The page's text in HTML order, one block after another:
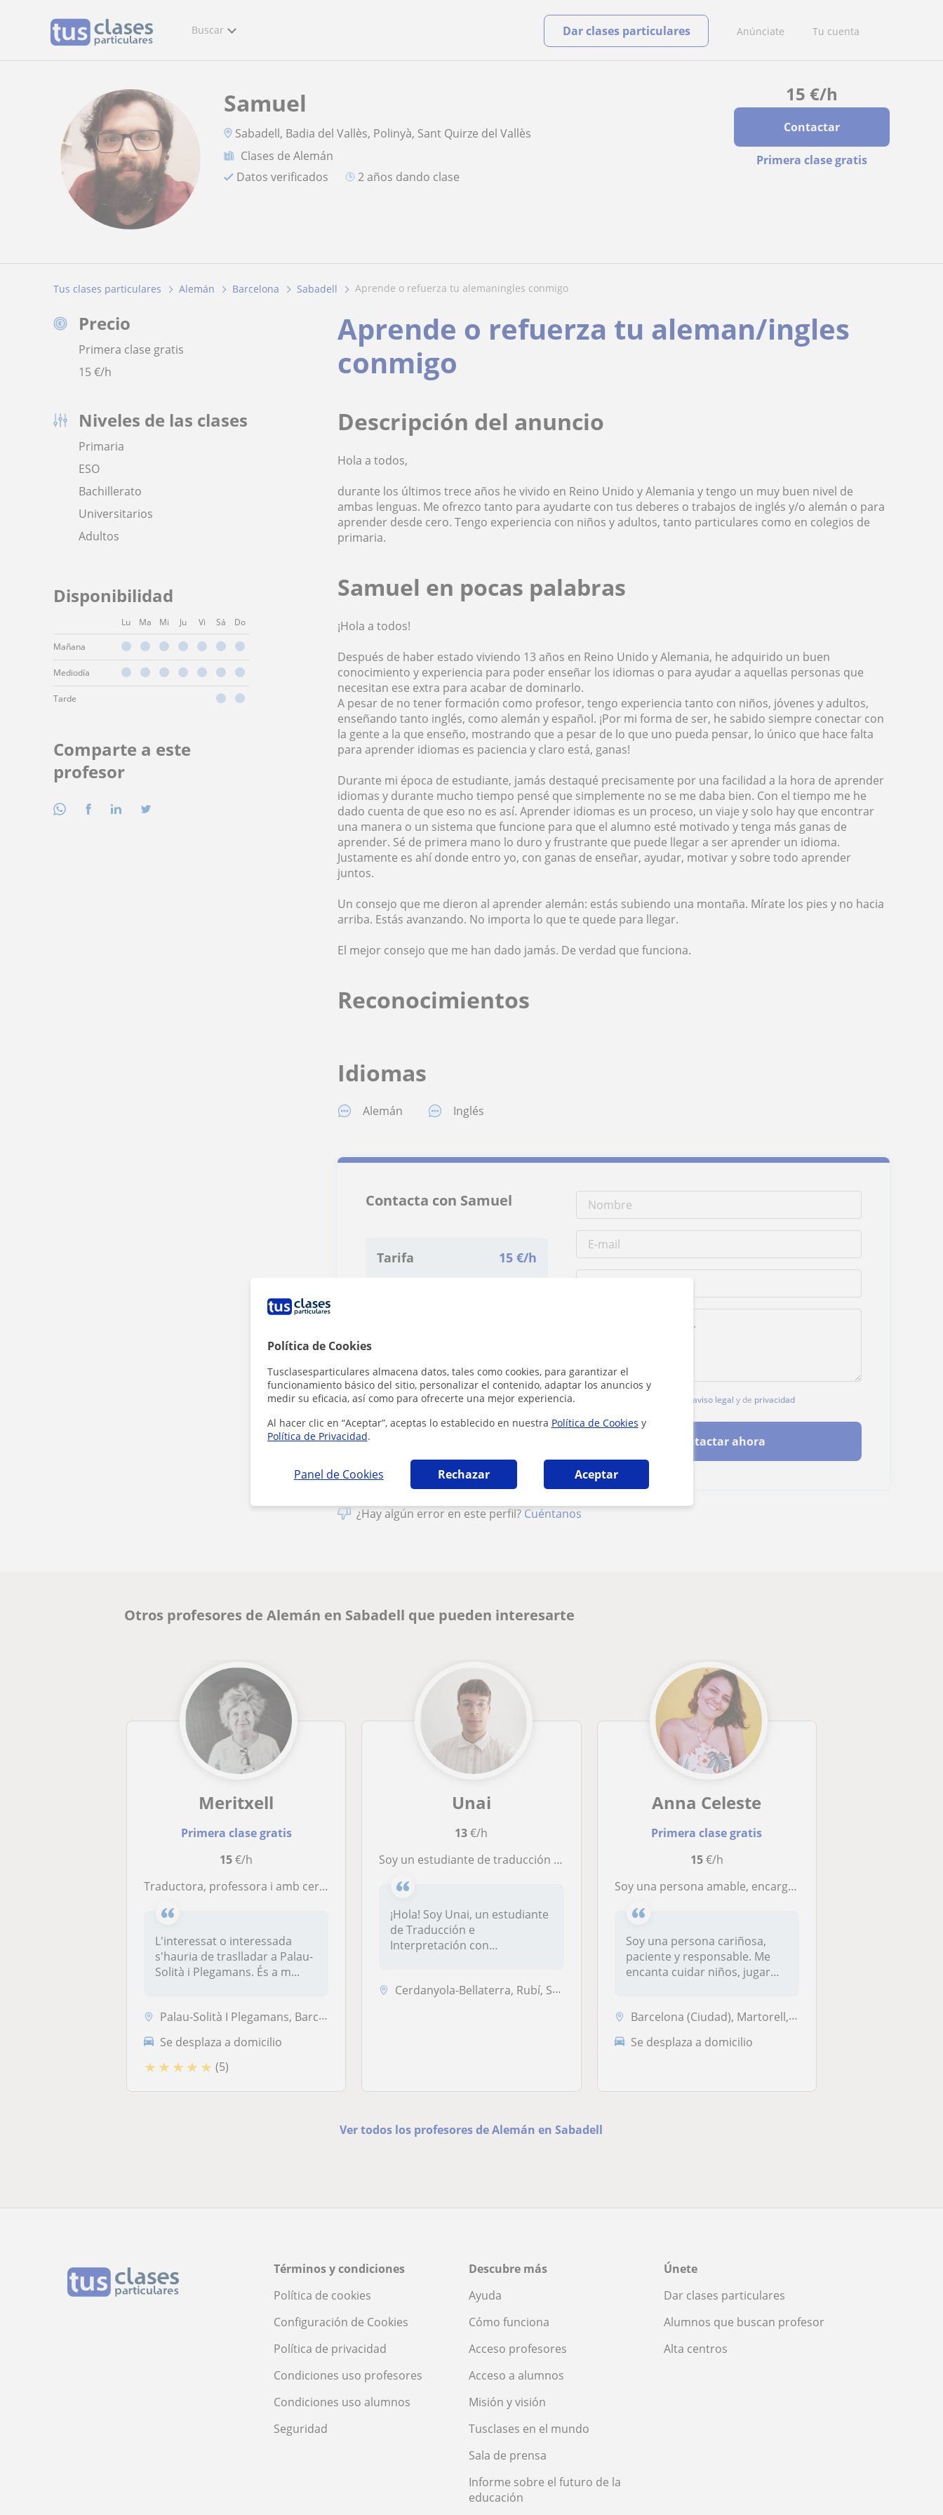
Política de Cookies
Tusclasesparticulares almacena datos, tales como cookies, para garantizar el
funcionamiento básico del sitio, personalizar el contenido, adaptar los anuncios y
medir su eficacia, así como para ofrecerte una mejor experiencia.
Al hacer clic en “Aceptar”, aceptas lo establecido en nuestra Política de Cookies y
Política de Privacidad.
Panel de Cookies Rechazar Aceptar
Buscar Anúnciate Tu cuenta
Dar clases particulares
15 €/h
Contactar
Primera clase gratis
Samuel
Sabadell, Badia del Vallès, Polinyà, Sant Quirze del Vallès
Clases de Alemán
Datos verificados
2 años dando clase
Tus clases particulares Alemán Barcelona Sabadell aprende o refuerza tu alemaningles conmigo
Precio
Primera clase gratis
15€/h
Niveles de las clases
Primaria
ESO
Bachillerato
Universitarios
Adultos
Disponibilidad
Lu Ma Mi Ju Vi Sá Do
Mañana
Mediodía
Tarde
Comparte a este
profesor
Aprende o refuerza tu aleman/ingles
conmigo
Descripción del anuncio
Hola a todos,
durante los últimos trece años he vivido en Reino Unido y Alemania y tengo un muy buen nivel de
ambas lenguas. Me ofrezco tanto para ayudarte con tus deberes o trabajos de inglés y/o alemán o para
aprender desde cero. Tengo experiencia con niños y adultos, tanto particulares como en colegios de
primaria.
Samuel en pocas palabras
¡Hola a todos!
Después de haber estado viviendo 13 años en Reino Unido y Alemania, he adquirido un buen
conocimiento y experiencia para poder enseñar los idiomas o para ayudar a aquellas personas que
necesitan ese extra para acabar de dominarlo.
A pesar de no tener formación como profesor, tengo experiencia tanto con niños, jóvenes y adultos,
enseñando tanto inglés, como alemán y español. ¡Por mi forma de ser, he sabido siempre conectar con
la gente a la que enseño, mostrando que a pesar de lo que uno pueda pensar, lo único que hace falta
para aprender idiomas es paciencia y claro está, ganas!
Durante mi época de estudiante, jamás destaqué precisamente por una facilidad a la hora de aprender
idiomas y durante mucho tiempo pensé que simplemente no se me daba bien. Con el tiempo me he
dado cuenta de que eso no es así. Aprender idiomas es un proceso, un viaje y solo hay que encontrar
una manera o un sistema que funcione para que el alumno esté motivado y tenga más ganas de
aprender. Sé de primera mano lo duro y frustrante que puede llegar a ser aprender un idioma.
Justamente es ahí donde entro yo, con ganas de enseñar, ayudar, motivar y sobre todo aprender
juntos.
Un consejo que me dieron al aprender alemán: estás subiendo una montaña. Mírate los pies y no hacia
arriba. Estás avanzando. No importa lo que te quede para llegar.
El mejor consejo que me han dado jamás. De verdad que funciona.
Reconocimientos
Idiomas
Alemán Inglés
Contacta con Samuel
Tarifa 15 €/h
aviso legal y de privacidad
Contactar ahora
¿Hay algún error en este perfil? Cuéntanos
Otros profesores de Alemán en Sabadell que pueden interesarte
Meritxell
Primera clase gratis
15€/h
Traductora, professora i amb certificats de l'EOI i la Frei Universität Berlin
L'interessat o interessada
s'hauria de traslladar a Palau-
Solità i Plegamans. És a m...
Palau-Solità I Plegamans, Barcelona Capital, Sant Adrià de Besòs, Saba...
Se desplaza a domicilio
★ ★ ★ ★ ★ (5)
Unai
13€/h
Soy un estudiante de traducción a punto de titularse que domina el español, el catalán, el inglés y el alemán
¡Hola! Soy Unai, un estudiante
de Traducción e
Interpretación con
Cerdanyola-Bellaterra, Rubí, Sabadell, Badalona, Barcelona (Ciudad), T...
Anna Celeste
Primera clase gratis
15€/h
Soy una persona amable, encargada del bienestar diario de los niños, con juegos y apoyo en tareas escolares y en otras actividades
Soy una persona cariñosa,
paciente y responsable. Me
encanta cuidar niños, jugar
Barcelona (Ciudad), Martorell, Rubí, Sabadell, Terrassa
Se desplaza a domicilio
Ver todos los profesores de Alemán en Sabadell
Términos y condiciones
Política de cookies
Configuración de Cookies
Política de privacidad
Condiciones uso profesores
Condiciones uso alumnos
Seguridad
Descubre más
Ayuda
Cómo funciona
Acceso profesores
Acceso a alumnos
Misión y visión
Tusclases en el mundo
Sala de prensa
Informe sobre el futuro de la
educación
Únete
Dar clases particulares
Alumnos que buscan profesor
Alta centros